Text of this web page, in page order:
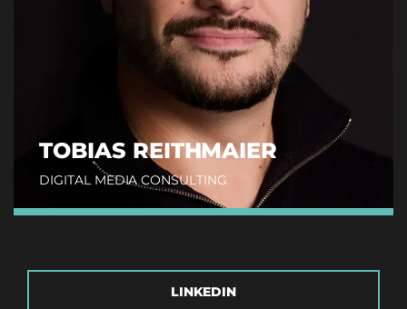
TOBIAS REITHMAIER
DIGITAL MEDIA CONSULTING
LINKEDIN